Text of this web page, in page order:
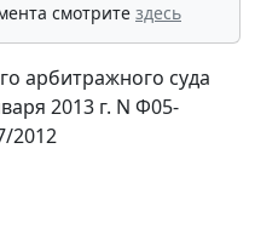
смотрите здесь
арбитражного суда
2013 г. N Ф05-
2012